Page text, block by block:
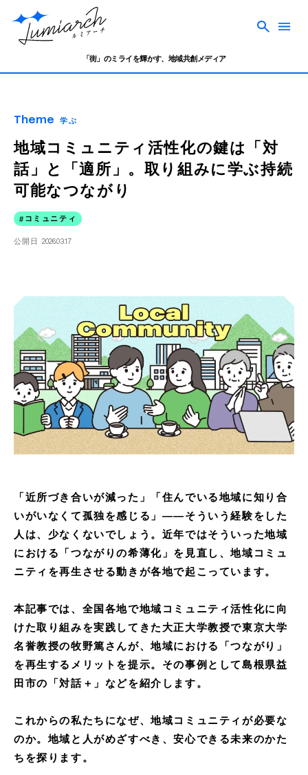
「街」のミライを輝かす、地域共創メディア
Theme 学ぶ
地域コミュニティ活性化の鍵は「対
話」と「適所」。取り組みに学ぶ持続
可能なつながり
コミュニティ
公開日 2026.03.17
「近所づき合いが減った」「住んでいる地域に知り合
いがいなくて孤独を感じる」——そういう経験をした
人は、少なくないでしょう。近年ではそういった地域
における「つながりの希薄化」を見直し、地域コミュ
ニティを再生させる動きが各地で起こっています。
本記事では、全国各地で地域コミュニティ活性化に向
けた取り組みを実践してきた大正大学教授で東京大学
名誉教授の牧野篤さんが、地域における「つながり」
を再生するメリットを提示。その事例として島根県益
田市の「対話＋」などを紹介します。
これからの私たちになぜ、地域コミュニティが必要な
のか。地域と人がめざすべき、安心できる未来のかた
ちを探ります。